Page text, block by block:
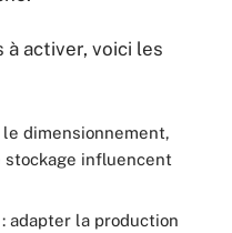
activer, voici les
le dimensionnement,
stockage influencent
: adapter la production